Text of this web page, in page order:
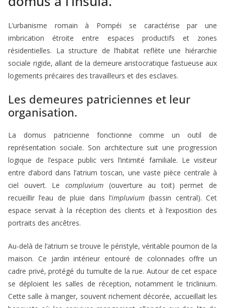
L’urbanisme romain à Pompéi se caractérise par une
imbrication étroite entre espaces productifs et zones
résidentielles. La structure de l’habitat reflète une hiérarchie
sociale rigide, allant de la demeure aristocratique fastueuse aux
logements précaires des travailleurs et des esclaves.
Les demeures patriciennes et leur
organisation.
La domus patricienne fonctionne comme un outil de
représentation sociale. Son architecture suit une progression
logique de l’espace public vers l’intimité familiale. Le visiteur
entre d’abord dans l’atrium toscan, une vaste pièce centrale à
ciel ouvert. Le compluvium(ouverture au toit) permet de
recueillir l’eau de pluie dans l’impluvium(bassin central). Cet
espace servait à la réception des clients et à l’exposition des
portraits des ancêtres.
Au-delà de l’atrium se trouve le péristyle, véritable poumon de la
maison. Ce jardin intérieur entouré de colonnades offre un
cadre privé, protégé du tumulte de la rue. Autour de cet espace
se déploient les salles de réception, notamment le triclinium.
Cette salle à manger, souvent richement décorée, accueillait les